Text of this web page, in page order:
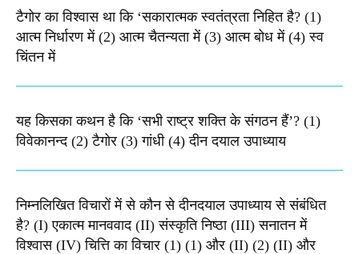
टैगोर का विश्वास था कि ‘सकारात्मक स्वतंत्रता निहित है? (1)
आत्म निर्धारण में (2) आत्म चैतन्यता में (3) आत्म बोध में (4) स्व
चिंतन में
यह किसका कथन है कि ‘सभी राष्ट्र शक्ति के संगठन हैं’? (1)
विवेकानन्द (2) टैगोर (3) गांधी (4) दीन दयाल उपाध्याय
निम्नलिखित विचारों में से कौन से दीनदयाल उपाध्याय से संबंधित
है? (I) एकात्म मानववाद (II) संस्कृति निष्ठा (III) सनातन में
विश्वास (IV) चित्ति का विचार (1) (1) और (II) (2) (II) और